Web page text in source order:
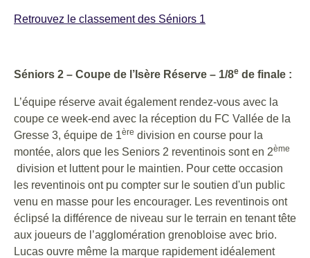
Retrouvez le classement des Séniors 1
Séniors 2 – Coupe de l’Isère Réserve – 1/8e de finale :
L’équipe réserve avait également rendez-vous avec la
coupe ce week-end avec la réception du FC Vallée de la
Gresse 3, équipe de 1ère division en course pour la
montée, alors que les Seniors 2 reventinois sont en 2ème
division et luttent pour le maintien. Pour cette occasion
les reventinois ont pu compter sur le soutien d'un public
venu en masse pour les encourager. Les reventinois ont
éclipsé la différence de niveau sur le terrain en tenant tête
aux joueurs de l’agglomération grenobloise avec brio.
Lucas ouvre même la marque rapidement idéalement